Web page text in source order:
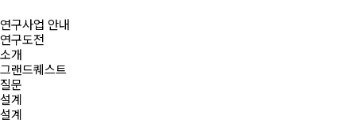
연구사업 안내
연구도전
소개
그랜드퀘스트
질문
설계
설계